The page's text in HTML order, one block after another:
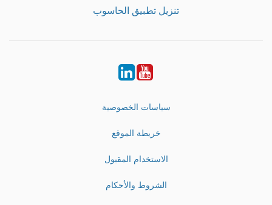
تنزيل تطبيق الحاسوب
Youtube
LinkedIn
سياسات الخصوصية
خريطة الموقع
الاستخدام المقبول
الشروط والأحكام